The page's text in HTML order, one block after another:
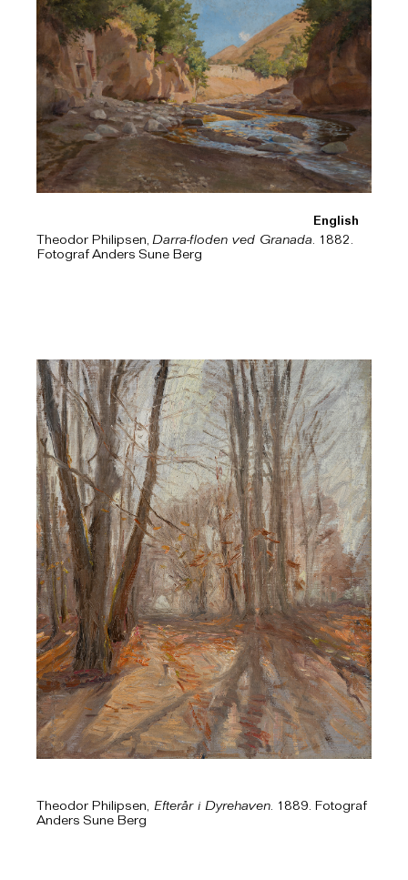
English
Theodor Philipsen, Darra-floden ved Granada. 1882.
Fotograf Anders Sune Berg
Theodor Philipsen, Efterår i Dyrehaven. 1889. Fotograf
Anders Sune Berg